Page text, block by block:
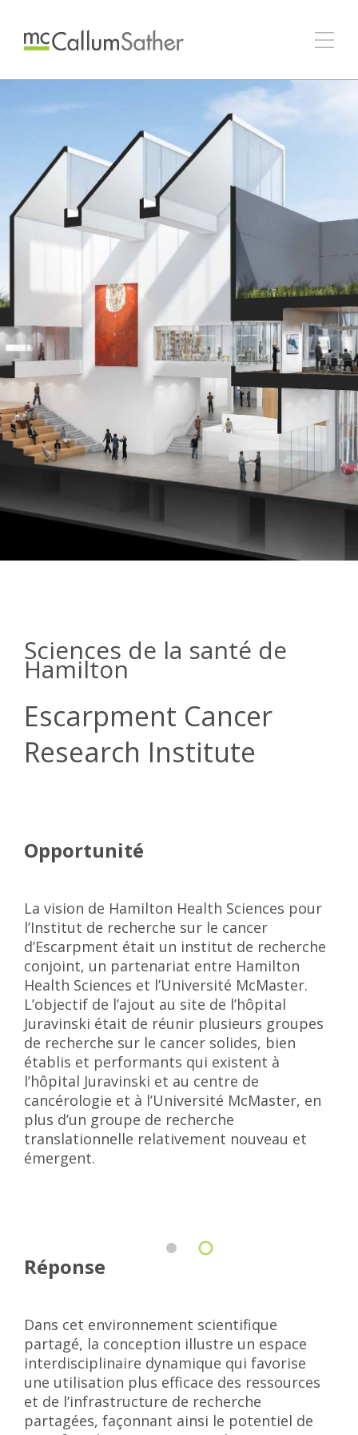
Sciences de la santé de
Hamilton
Escarpment Cancer
Research Institute
Opportunité
La vision de Hamilton Health Sciences pour
l’Institut de recherche sur le cancer
d’Escarpment était un institut de recherche
conjoint, un partenariat entre Hamilton
Health Sciences et l’Université McMaster.
L’objectif de l’ajout au site de l’hôpital
Juravinski était de réunir plusieurs groupes
de recherche sur le cancer solides, bien
établis et performants qui existent à
l’hôpital Juravinski et au centre de
cancérologie et à l’Université McMaster, en
plus d’un groupe de recherche
translationnelle relativement nouveau et
émergent.
Réponse
Dans cet environnement scientifique
partagé, la conception illustre un espace
interdisciplinaire dynamique qui favorise
une utilisation plus efficace des ressources
et de l’infrastructure de recherche
partagées, façonnant ainsi le potentiel de